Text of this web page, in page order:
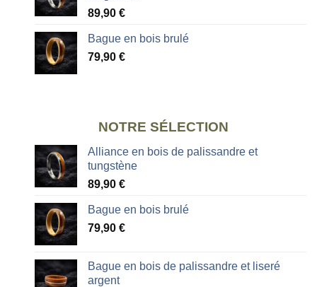
89,90 €
Bague en bois brulé
79,90 €
NOTRE SÉLECTION
Alliance en bois de palissandre et
tungstène
89,90 €
Bague en bois brulé
79,90 €
Bague en bois de palissandre et liseré
argent